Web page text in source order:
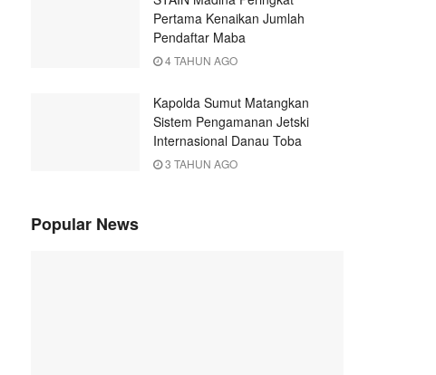
Pertama Kenaikan Jumlah
Pendaftar Maba
4 TAHUN AGO
Kapolda Sumut Matangkan
Sistem Pengamanan Jetski
Internasional Danau Toba
3 TAHUN AGO
Popular News